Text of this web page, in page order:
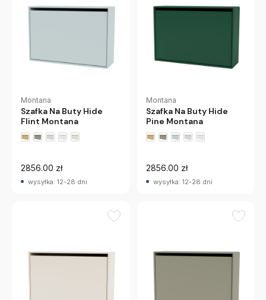
Montana
Szafka Na Buty Hide
Flint Montana
2856.00 zł
wysyłka: 12-28 dni
Montana
Szafka Na Buty Hide
Pine Montana
2856.00 zł
wysyłka: 12-28 dni